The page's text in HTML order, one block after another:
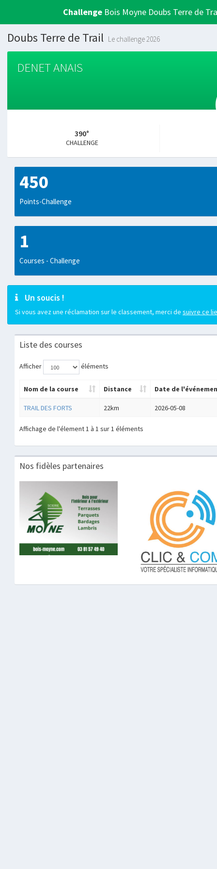
Challenge Bois Moyne Doubs Terre de
Doubs Terre de Trail Le challenge 2026
DENET ANAIS
390°
CHALLENGE
450
Points-Challenge
1
Courses - Challenge
Un soucis !
Si vous avez une réclamation sur le classement, merci de suivre ce
Liste des courses
Afficher éléments
Nom de la course Distance Date de
TRAIL DES FORTS 22km 2026-05-08
Affichage de l'élement 1 à 1 sur 1 éléments
Nos fidèles partenaires